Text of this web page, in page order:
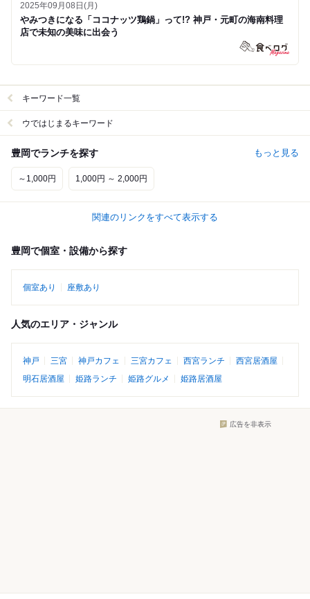
2025年09月08日(月)
やみつきになる「ココナッツ鶏鍋」って!? 神戸・元町の海南料理
店で未知の美味に出会う
キーワード一覧
ウではじまるキーワード
豊岡でランチを探す もっと見る
～1,000円 1,000円 ～ 2,000円
関連のリンクをすべて表示する
豊岡で個室・設備から探す
個室あり 座敷あり
人気のエリア・ジャンル
神戸 三宮 神戸カフェ 三宮カフェ 西宮ランチ
西宮居酒屋
明石居酒屋
姫路ランチ 姫路グルメ 姫路居酒屋
広告を非表示